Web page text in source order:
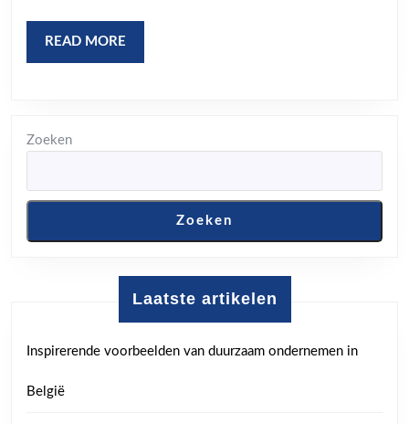
READ MORE
MORE
Zoeken
Zoeken
Laatste artikelen
Inspirerende voorbeelden van duurzaam ondernemen in
België